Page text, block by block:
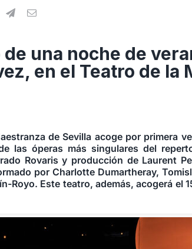
de una noche de
en el Teatro de la
de Sevilla acoge por primera
las óperas más singulares del
Rovaris y producción de Laurent
por Charlotte Dumartheray,
Royo. Este teatro, además, acogerá el